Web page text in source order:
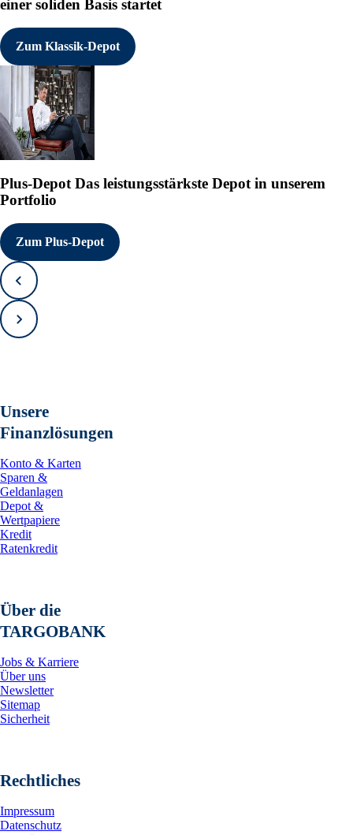
einer soliden Basis startet
Zum Klassik-Depot
Plus-Depot Das leistungsstärkste Depot in unserem
Portfolio
Zum Plus-Depot
Zurück
Vorwärts
Unsere
Finanzlösungen
Konto & Karten
Sparen &
Geldanlagen
Depot &
Wertpapiere
Kredit
Ratenkredit
Über die
TARGOBANK
Jobs & Karriere
Über uns
Newsletter
Sitemap
Sicherheit
Rechtliches
Impressum
Datenschutz